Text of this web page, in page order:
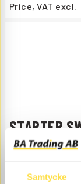
Samtycke
Price, VAT excl.
STARTER
STL362 Item
no.
Åtgår